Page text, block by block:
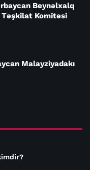
Beynəlxalq
Təşkilat Komitəsi
Malayziyadakı